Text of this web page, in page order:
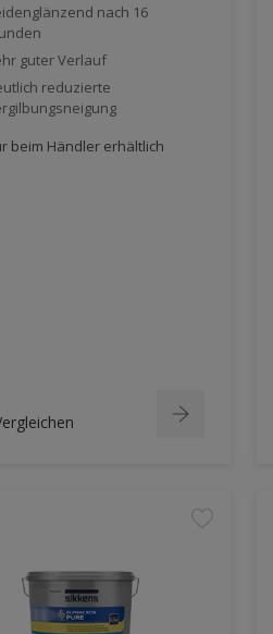
nach 16
guter Verlauf
reduzierte
beim Händler erhältlich